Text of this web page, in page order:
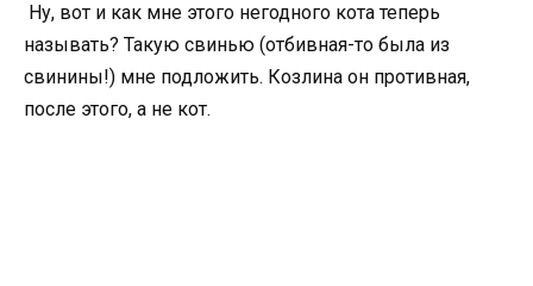
Ну, вот и как мне этого негодного кота теперь
называть? Такую свинью (отбивная-то была из
свинины!) мне подложить. Козлина он противная,
после этого, а не кот.